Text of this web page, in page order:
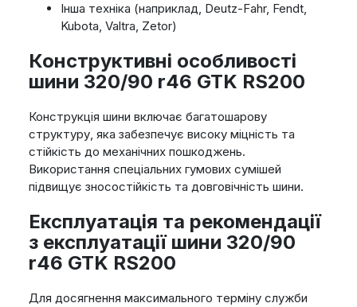
Інша техніка (наприклад, Deutz-Fahr, Fendt,
Kubota, Valtra, Zetor)
Конструктивні особливості
шини 320/90 r46 GTK RS200
Конструкція шини включає багатошарову
структуру, яка забезпечує високу міцність та
стійкість до механічних пошкоджень.
Використання спеціальних гумових сумішей
підвищує зносостійкість та довговічність шини.
Експлуатація та рекомендації
з експлуатації шини 320/90
r46 GTK RS200
Для досягнення максимального терміну служби